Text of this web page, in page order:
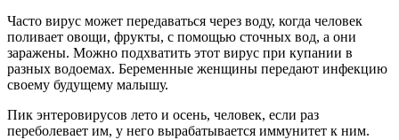
Часто вирус может передаваться через воду, когда человек
поливает овощи, фрукты, с помощью сточных вод, а они
заражены. Можно подхватить этот вирус при купании в
разных водоемах. Беременные женщины передают инфекцию
своему будущему малышу.
Пик энтеровирусов лето и осень, человек, если раз
переболевает им, у него вырабатывается иммунитет к ним.